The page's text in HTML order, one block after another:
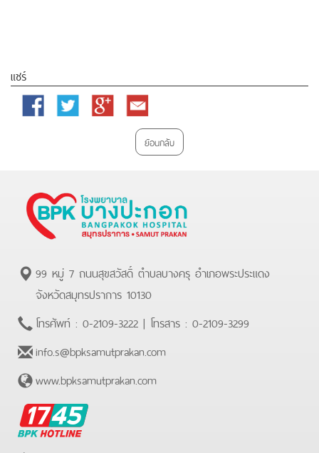
แชร์
Facebook Twitter
Google
Email
ย้อนกลับ
99 หมู่ 7 ถนนสุขสวัสดิ์ ตำบลบางครุ อำเภอพระประแดง
จังหวัดสมุทรปราการ 10130
โทรศัพท์ : 0-2109-3222 | โทรสาร : 0-2109-3299
info.s@bpksamutprakan.com
www.bpksamutprakan.com
BPK
Hotline